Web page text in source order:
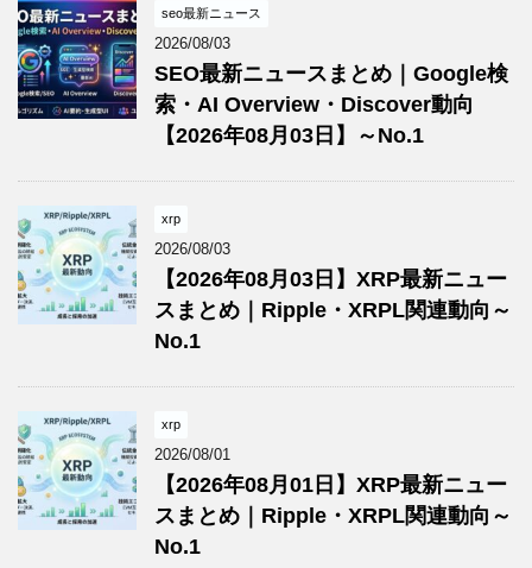
seo最新ニュース
2026/08/03
SEO最新ニュースまとめ｜Google検
索・AI Overview・Discover動向
【2026年08月03日】～No.1
xrp
2026/08/03
【2026年08月03日】XRP最新ニュー
スまとめ｜Ripple・XRPL関連動向～
No.1
xrp
2026/08/01
【2026年08月01日】XRP最新ニュー
スまとめ｜Ripple・XRPL関連動向～
No.1